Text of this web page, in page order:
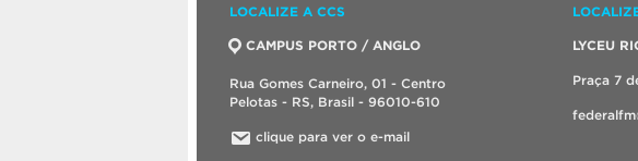
LOCALIZE A CCS
CAMPUS PORTO / ANGLO
Rua Gomes Carneiro, 01 - Centro
Pelotas - RS, Brasil - 96010-610
clique para ver o e-mail
LYCEU
Praça 7